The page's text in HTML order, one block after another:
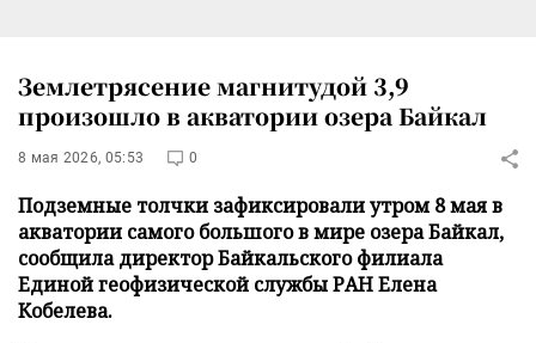
Землетрясение магнитудой 3,9
произошло в акватории озера Байкал
8 мая 2026, 05:53 0
Подземные толчки зафиксировали утром 8 мая в
акватории самого большого в мире озера Байкал,
сообщила директор Байкальского филиала
Единой геофизической службы РАН Елена
Кобелева.